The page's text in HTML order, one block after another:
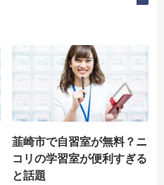
韮崎市で自習室が無料？ニ
コリの学習室が便利すぎる
と話題